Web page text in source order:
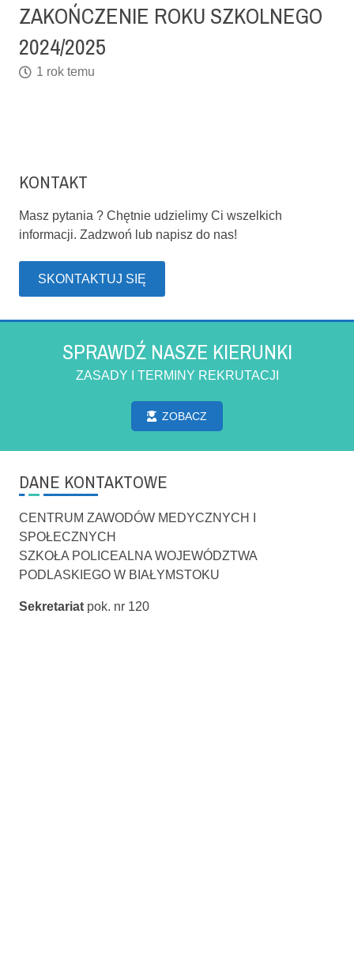
ZAKOŃCZENIE ROKU SZKOLNEGO
2024/2025
1 rok temu
KONTAKT
Masz pytania ? Chętnie udzielimy Ci wszelkich
informacji. Zadzwoń lub napisz do nas!
SKONTAKTUJ SIĘ
SPRAWDŹ NASZE KIERUNKI
ZASADY I TERMINY REKRUTACJI
ZOBACZ
DANE KONTAKTOWE
CENTRUM ZAWODÓW MEDYCZNYCH I
SPOŁECZNYCH
SZKOŁA POLICEALNA WOJEWÓDZTWA
PODLASKIEGO W BIAŁYMSTOKU
Sekretariat pok. nr 120